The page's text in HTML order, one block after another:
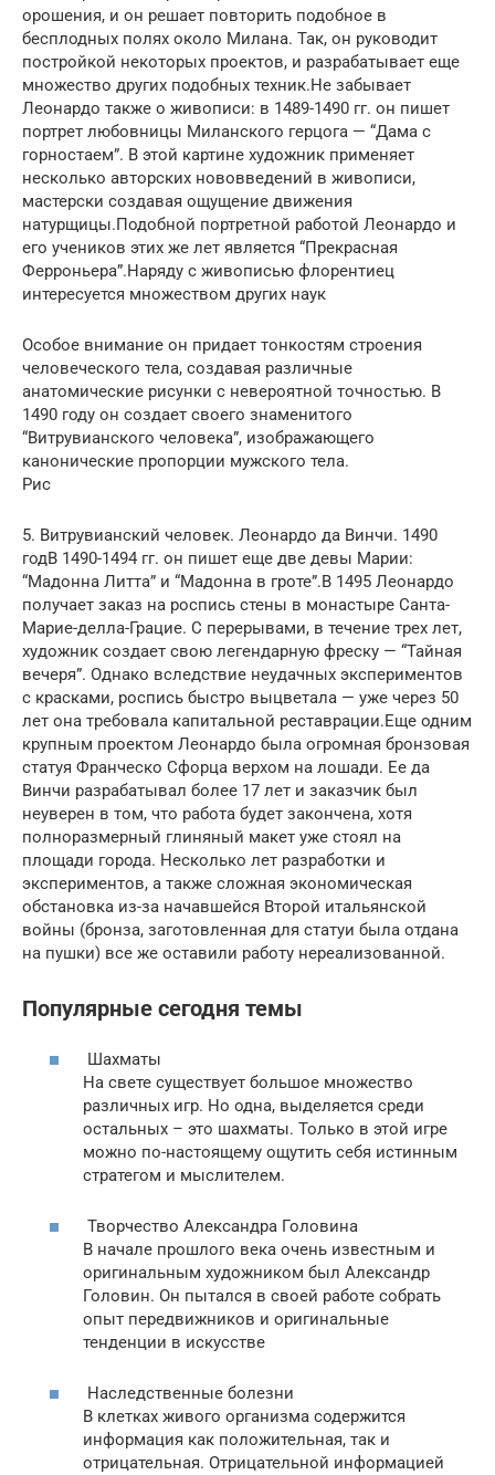
орошения, и он решает повторить подобное в
бесплодных полях около Милана. Так, он руководит
постройкой некоторых проектов, и разрабатывает еще
множество других подобных техник.Не забывает
Леонардо также о живописи: в 1489-1490 гг. он пишет
портрет любовницы Миланского герцога — “Дама с
горностаем”. В этой картине художник применяет
несколько авторских нововведений в живописи,
мастерски создавая ощущение движения
натурщицы.Подобной портретной работой Леонардо и
его учеников этих же лет является “Прекрасная
Ферроньера”.Наряду с живописью флорентиец
интересуется множеством других наук
Особое внимание он придает тонкостям строения
человеческого тела, создавая различные
анатомические рисунки с невероятной точностью. В
1490 году он создает своего знаменитого
“Витрувианского человека”, изображающего
канонические пропорции мужского тела.
Рис
5. Витрувианский человек. Леонардо да Винчи. 1490
годВ 1490-1494 гг. он пишет еще две девы Марии:
“Мадонна Литта” и “Мадонна в гроте”.В 1495 Леонардо
получает заказ на роспись стены в монастыре Санта-
Марие-делла-Грацие. С перерывами, в течение трех лет,
художник создает свою легендарную фреску — “Тайная
вечеря”. Однако вследствие неудачных экспериментов
с красками, роспись быстро выцветала — уже через 50
лет она требовала капитальной реставрации.Еще одним
крупным проектом Леонардо была огромная бронзовая
статуя Франческо Сфорца верхом на лошади. Ее да
Винчи разрабатывал более 17 лет и заказчик был
неуверен в том, что работа будет закончена, хотя
полноразмерный глиняный макет уже стоял на
площади города. Несколько лет разработки и
экспериментов, а также сложная экономическая
обстановка из-за начавшейся Второй итальянской
войны (бронза, заготовленная для статуи была отдана
на пушки) все же оставили работу нереализованной.
Популярные сегодня темы
Шахматы
На свете существует большое множество
различных игр. Но одна, выделяется среди
остальных – это шахматы. Только в этой игре
можно по-настоящему ощутить себя истинным
стратегом и мыслителем.
Творчество Александра Головина
В начале прошлого века очень известным и
оригинальным художником был Александр
Головин. Он пытался в своей работе собрать
опыт передвижников и оригинальные
тенденции в искусстве
Наследственные болезни
В клетках живого организма содержится
информация как положительная, так и
отрицательная. Отрицательной информацией